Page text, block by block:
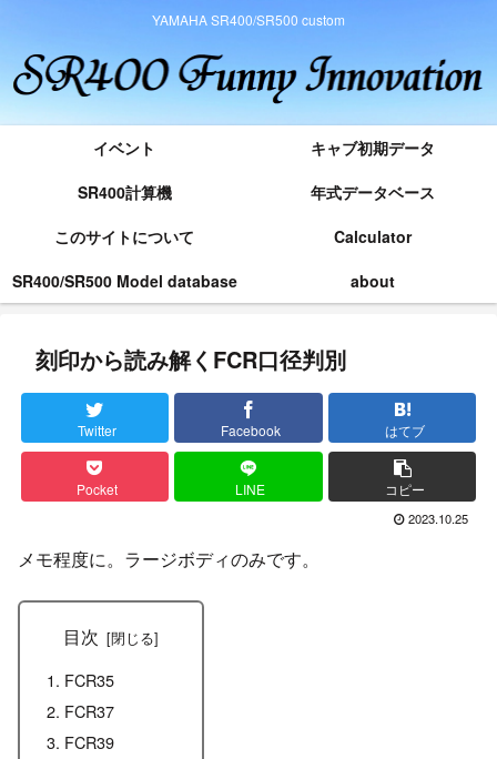
YAMAHA SR400/SR500 custom
イベント
キャブ初期データ
SR400計算機
年式データベース
このサイトについて
Calculator
SR400/SR500 Model database
about
刻印から読み解くFCR口径判別
Twitter Facebook はてブ
Pocket LINE コピー
2023.10.25
メモ程度に。ラージボディのみです。
目次
FCR35
FCR37
FCR39